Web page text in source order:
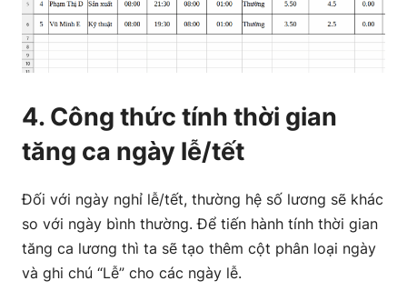
4. Công thức tính thời gian
tăng ca ngày lễ/tết
Đối với ngày nghỉ lễ/tết, thường hệ số lương sẽ khác
so với ngày bình thường. Để tiến hành tính thời gian
tăng ca lương thì ta sẽ tạo thêm cột phân loại ngày
và ghi chú “Lễ” cho các ngày lễ.